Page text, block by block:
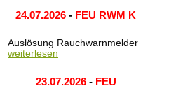
24.07.2026 - FEU RWM K
Auslösung Rauchwarnmelder
weiterlesen
23.07.2026- FEU